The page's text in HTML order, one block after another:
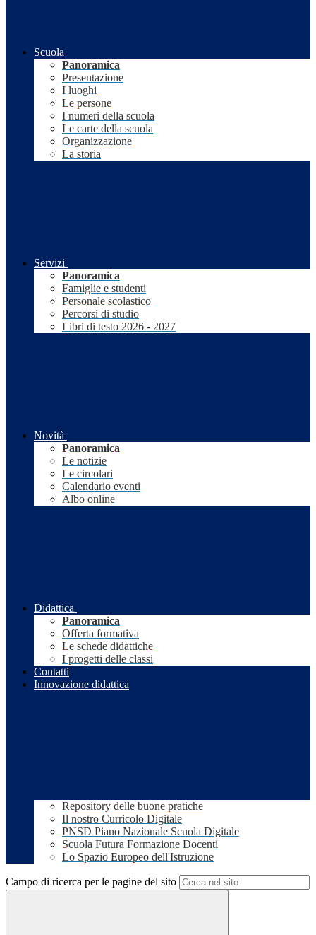
Scuola
Panoramica
Presentazione
I luoghi
Le persone
I numeri della scuola
Le carte della scuola
Organizzazione
La storia
Servizi
Panoramica
Famiglie e studenti
Personale scolastico
Percorsi di studio
Libri di testo 2026 - 2027
Novità
Panoramica
Le notizie
Le circolari
Calendario eventi
Albo online
Didattica
Panoramica
Offerta formativa
Le schede didattiche
I progetti delle classi
Contatti
Innovazione didattica
Repository delle buone pratiche
Il nostro Curricolo Digitale
PNSD Piano Nazionale Scuola Digitale
Scuola Futura Formazione Docenti
Lo Spazio Europeo dell'Istruzione
Campo di ricerca per le pagine del sito